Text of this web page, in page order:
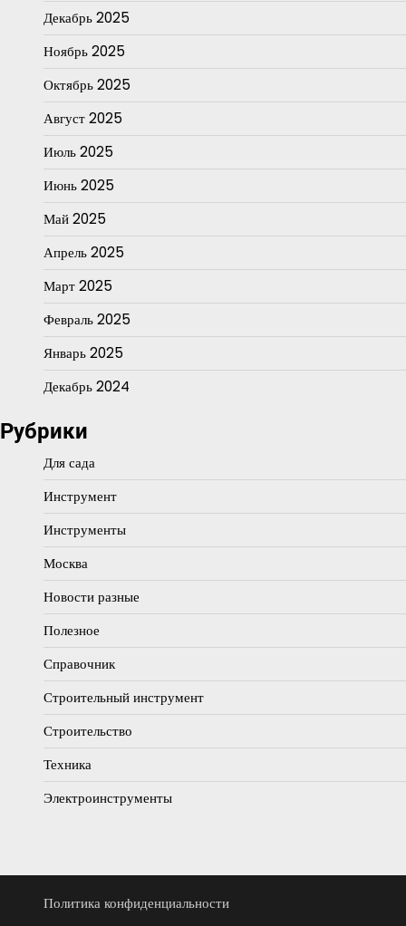
Декабрь 2025
Ноябрь 2025
Октябрь 2025
Август 2025
Июль 2025
Июнь 2025
Май 2025
Апрель 2025
Март 2025
Февраль 2025
Январь 2025
Декабрь 2024
Рубрики
Для сада
Инструмент
Инструменты
Москва
Новости разные
Полезное
Справочник
Строительный инструмент
Строительство
Техника
Электроинструменты
Политика конфиденциальности